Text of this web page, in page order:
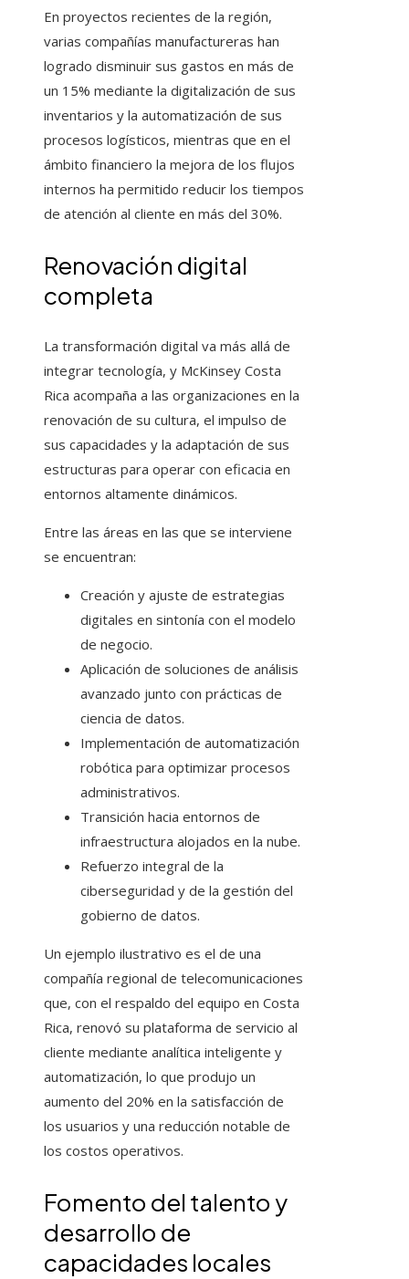
En proyectos recientes de la región,
varias compañías manufactureras han
logrado disminuir sus gastos en más de
un 15% mediante la digitalización de sus
inventarios y la automatización de sus
procesos logísticos, mientras que en el
ámbito financiero la mejora de los flujos
internos ha permitido reducir los tiempos
de atención al cliente en más del 30%.
Renovación digital
completa
La transformación digital va más allá de
integrar tecnología, y McKinsey Costa
Rica acompaña a las organizaciones en la
renovación de su cultura, el impulso de
sus capacidades y la adaptación de sus
estructuras para operar con eficacia en
entornos altamente dinámicos.
Entre las áreas en las que se interviene
se encuentran:
Creación y ajuste de estrategias
digitales en sintonía con el modelo
de negocio.
Aplicación de soluciones de análisis
avanzado junto con prácticas de
ciencia de datos.
Implementación de automatización
robótica para optimizar procesos
administrativos.
Transición hacia entornos de
infraestructura alojados en la nube.
Refuerzo integral de la
ciberseguridad y de la gestión del
gobierno de datos.
Un ejemplo ilustrativo es el de una
compañía regional de telecomunicaciones
que, con el respaldo del equipo en Costa
Rica, renovó su plataforma de servicio al
cliente mediante analítica inteligente y
automatización, lo que produjo un
aumento del 20% en la satisfacción de
los usuarios y una reducción notable de
los costos operativos.
Fomento del talento y
desarrollo de
capacidades locales